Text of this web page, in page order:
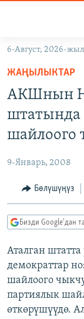
Навигацияга
өтүңүз
Издөөгө
салыңыз
САЯСАТ
МАДАНИЯТ
ДҮЙНӨ
УКРАИНА
ТВ
БҮГҮН АЗАТТЫКТА
ДАНИСТЕ
ЭЖЕ-СИҢДИЛЕР
АЗАТТЫК+
ПОДКАСТ
ОНЛАЙН ШЕРИНЕ
6-Август, 2026-
ЖАҢЫЛЫКТАР
АКШнын
штатында
шайлоого
9-Январь, 2008
Бөлүшүңүз
Бизди Google'дан
Аталган
демократтар
шайлоого
партиялык
өткөрүшүүдө.